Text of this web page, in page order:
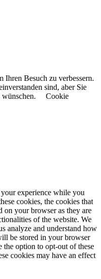
Ihren Besuch zu verbessern.
sind, aber Sie
Cookie
experience while you
cookies, the cookies that
on your browser as they are
of the website. We
analyze and understand how
be stored in your browser
the option to opt-out of these
cookies may have an effect